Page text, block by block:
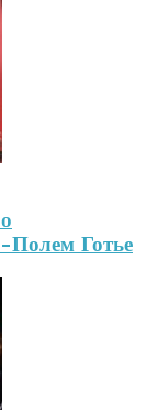
Полем Готье